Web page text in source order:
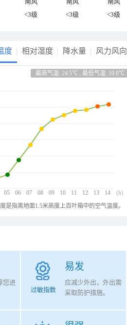
<3级 <3级 <3级
度 相对湿度 降水量 风力风向
最高气温: 24.5℃ , 最低气温: 10.8℃
05 06 07 08 09 10 11 12 13 14 (h)
指离地面1.5米高度上百叶箱中的空气温度。
您进
易发
过敏指数
应减少外出，外出需
采取防护措施。